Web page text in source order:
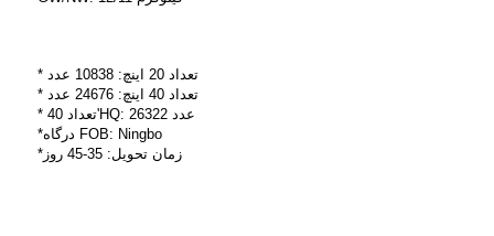
* تعداد 20 اینچ: 10838 عدد
* تعداد 40 اینچ: 24676 عدد
* تعداد 40'HQ: 26322 عدد
*درگاه FOB: Ningbo
*زمان تحویل: 35-45 روز